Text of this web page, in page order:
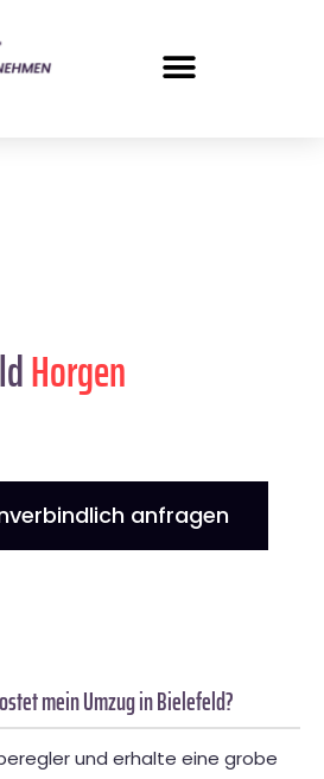
Horgen
anfragen
mein Umzug in Bielefeld?
und erhalte eine grobe